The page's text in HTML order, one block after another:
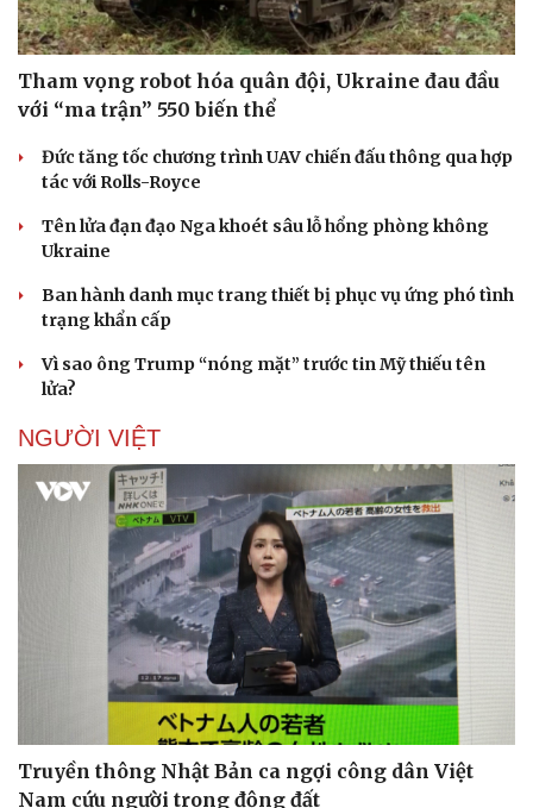
Tham vọng robot hóa quân đội, Ukraine đau đầu
với “ma trận” 550 biến thể
Đức tăng tốc chương trình UAV chiến đấu thông qua hợp
tác với Rolls-Royce
Tên lửa đạn đạo Nga khoét sâu lỗ hổng phòng không
Ukraine
Ban hành danh mục trang thiết bị phục vụ ứng phó tình
trạng khẩn cấp
Vì sao ông Trump “nóng mặt” trước tin Mỹ thiếu tên
lửa?
NGƯỜI VIỆT
Truyền thông Nhật Bản ca ngợi công dân Việt
Nam cứu người trong động đất